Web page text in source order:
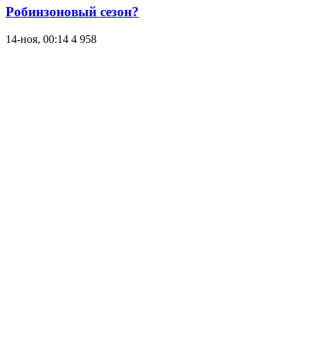
Робинзоновый сезон?
14-ноя, 00:14 4 958